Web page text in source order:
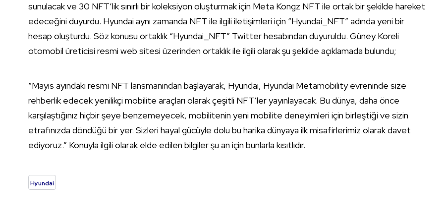
sunulacak ve 30 NFT’lik sınırlı bir koleksiyon oluşturmak için Meta Kongz NFT ile ortak bir şekilde hareket
edeceğini duyurdu. Hyundai aynı zamanda NFT ile ilgili iletişimleri için “Hyundai_NFT” adında yeni bir
hesap oluşturdu. Söz konusu ortaklık “Hyundai_NFT” Twitter hesabından duyuruldu. Güney Koreli
otomobil üreticisi resmi web sitesi üzerinden ortaklık ile ilgili olarak şu şekilde açıklamada bulundu;
“Mayıs ayındaki resmi NFT lansmanından başlayarak, Hyundai, Hyundai Metamobility evreninde size
rehberlik edecek yenilikçi mobilite araçları olarak çeşitli NFT’ler yayınlayacak. Bu dünya, daha önce
karşılaştığınız hiçbir şeye benzemeyecek, mobilitenin yeni mobilite deneyimleri için birleştiği ve sizin
etrafınızda döndüğü bir yer. Sizleri hayal gücüyle dolu bu harika dünyaya ilk misafirlerimiz olarak davet
ediyoruz.” Konuyla ilgili olarak elde edilen bilgiler şu an için bunlarla kısıtlıdır.
Hyundai